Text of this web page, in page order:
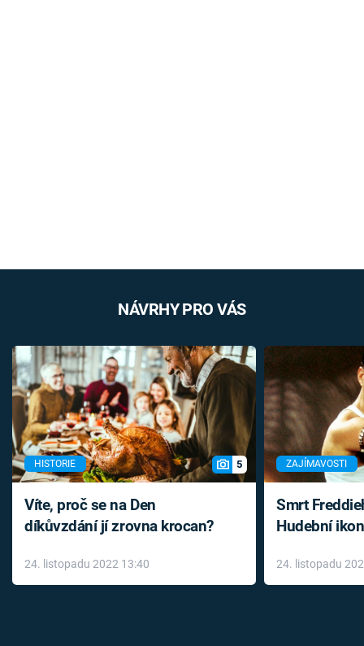
NÁVRHY PRO VÁS
HISTORIE 5
Víte, proč se na Den
díkůvzdání jí zrovna krocan?
24. listopadu 2022 13:40
ZAJÍMAVOSTI
Smrt
Hudební
léky
24. listopadu